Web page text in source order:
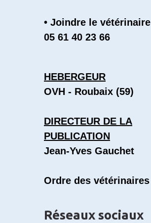
• Joindre le vétérinaire
05 61 40 23 66
HEBERGEUR
OVH - Roubaix (59)
DIRECTEUR DE LA
PUBLICATION
Jean-Yves Gauchet
Ordre des vétérinaires
Réseaux sociaux